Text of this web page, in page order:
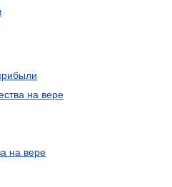
на вере
на вере